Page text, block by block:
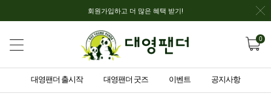
회원가입하고 더 많은 혜택 받기!
0
대영팬더 출시작 대영팬더 굿즈 이벤트 공지사항